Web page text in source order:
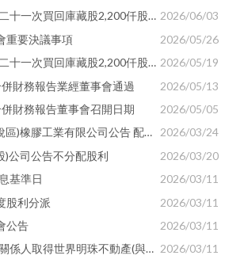
公告本公司董事會通過第二十一次買回庫藏股2,200仟股相關資訊 2026/06/03
重要決議事項
2026/05/26
公告本公司董事會通過第二十一次買回庫藏股2,200仟股相關資訊 2026/05/19
財務報告業經董事會通過
2026/05/13
財務報告董事會召開日期
2026/05/05
代子公司-南港(張家港保稅區)橡膠工業有限公司公告 配發股利.
2026/03/24
)公司公告不分配股利
2026/03/20
基準日
2026/03/11
股利分派
2026/03/11
公告
2026/03/11
公告本公司董事會決議向關係人取得世界明珠不動產(與本公司共同持有) 2026/03/11